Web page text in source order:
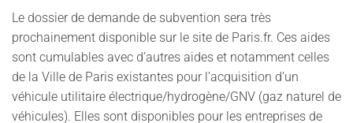
Le dossier de demande de subvention sera très
prochainement disponible sur le site de Paris.fr. Ces aides
sont cumulables avec d’autres aides et notamment celles
de la Ville de Paris existantes pour l’acquisition d’un
véhicule utilitaire électrique/hydrogène/GNV (gaz naturel de
véhicules). Elles sont disponibles pour les entreprises de